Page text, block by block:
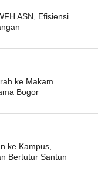
ASN, Efisiensi
ke Makam
Bogor
ke Kampus,
Bertutur Santun